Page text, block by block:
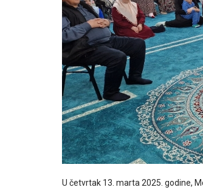
U četvrtak 13. marta 2025. godine,